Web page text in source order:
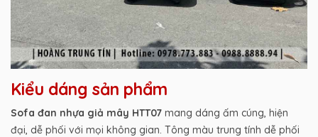
Kiểu dáng sản phẩm
Sofa đan nhựa giả mây HTT07 mang dáng ấm cúng, hiện
đại, dễ phối với mọi không gian. Tông màu trung tính dễ phối